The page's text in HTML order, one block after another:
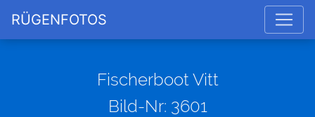
RÜGENFOTOS
Fischerboot Vitt
Bild-Nr: 3601